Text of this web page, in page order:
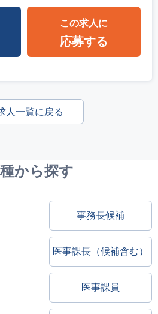
この求人に
応募する
人一覧に戻る
から探す
事務長候補
医事課長（候補含む）
医事課員